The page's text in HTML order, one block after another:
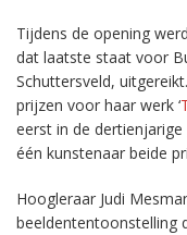
Tijdens de opening
dat laatste staat voor
Schuttersveld,
prijzen voor haar werk ‘
eerst in de
één kunstenaar beide
Hoogleraar Judi
beeldententoonstelling